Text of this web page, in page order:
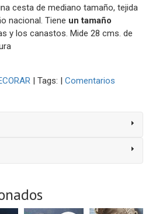
cesta de mediano tamaño, tejida
nacional. Tiene un tamaño
y los canastos. Mide 28 cms. de
| Tags: | Comentarios